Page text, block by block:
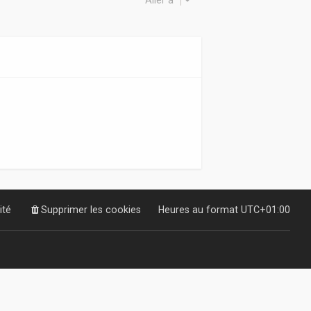
Heures au format UTC+01:00
Supprimer les cookies